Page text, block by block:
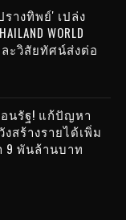
างทิพย์' เปล่ง
WORLD
ะวิสัยทัศน์ส่งต่อ
นรัฐ! แก้ปัญหา
สร้างรายได้เพิ่ม
9 พันล้านบาท